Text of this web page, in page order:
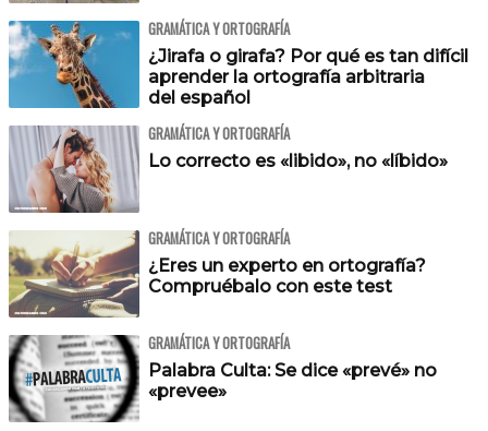
GRAMÁTICA Y ORTOGRAFÍA
¿Jirafa o girafa? Por qué es tan difícil
aprender la ortografía arbitraria
del español
GRAMÁTICA Y ORTOGRAFÍA
Lo correcto es «libido», no «líbido»
GRAMÁTICA Y ORTOGRAFÍA
¿Eres un experto en ortografía?
Compruébalo con este test
GRAMÁTICA Y ORTOGRAFÍA
Palabra Culta: Se dice «prevé» no
«prevee»